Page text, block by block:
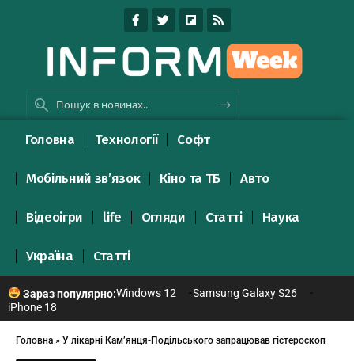
Головна Технології Софт
Мобільний зв’язок Кіно та ТБ Авто
Відеоігри life Огляди Статті Наука
Україна Статті
Зараз популярно:Windows 12
Samsung Galaxy S26
iPhone 18
Головна » У лікарні Кам’янця-Подільського запрацював гістероскоп